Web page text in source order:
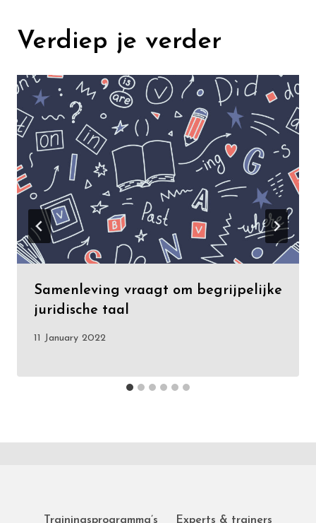
Verdiep je verder
Samenleving vraagt om begrijpelijke
juridische taal
11 January 2022
Trainingsprogramma’s Experts & trainers